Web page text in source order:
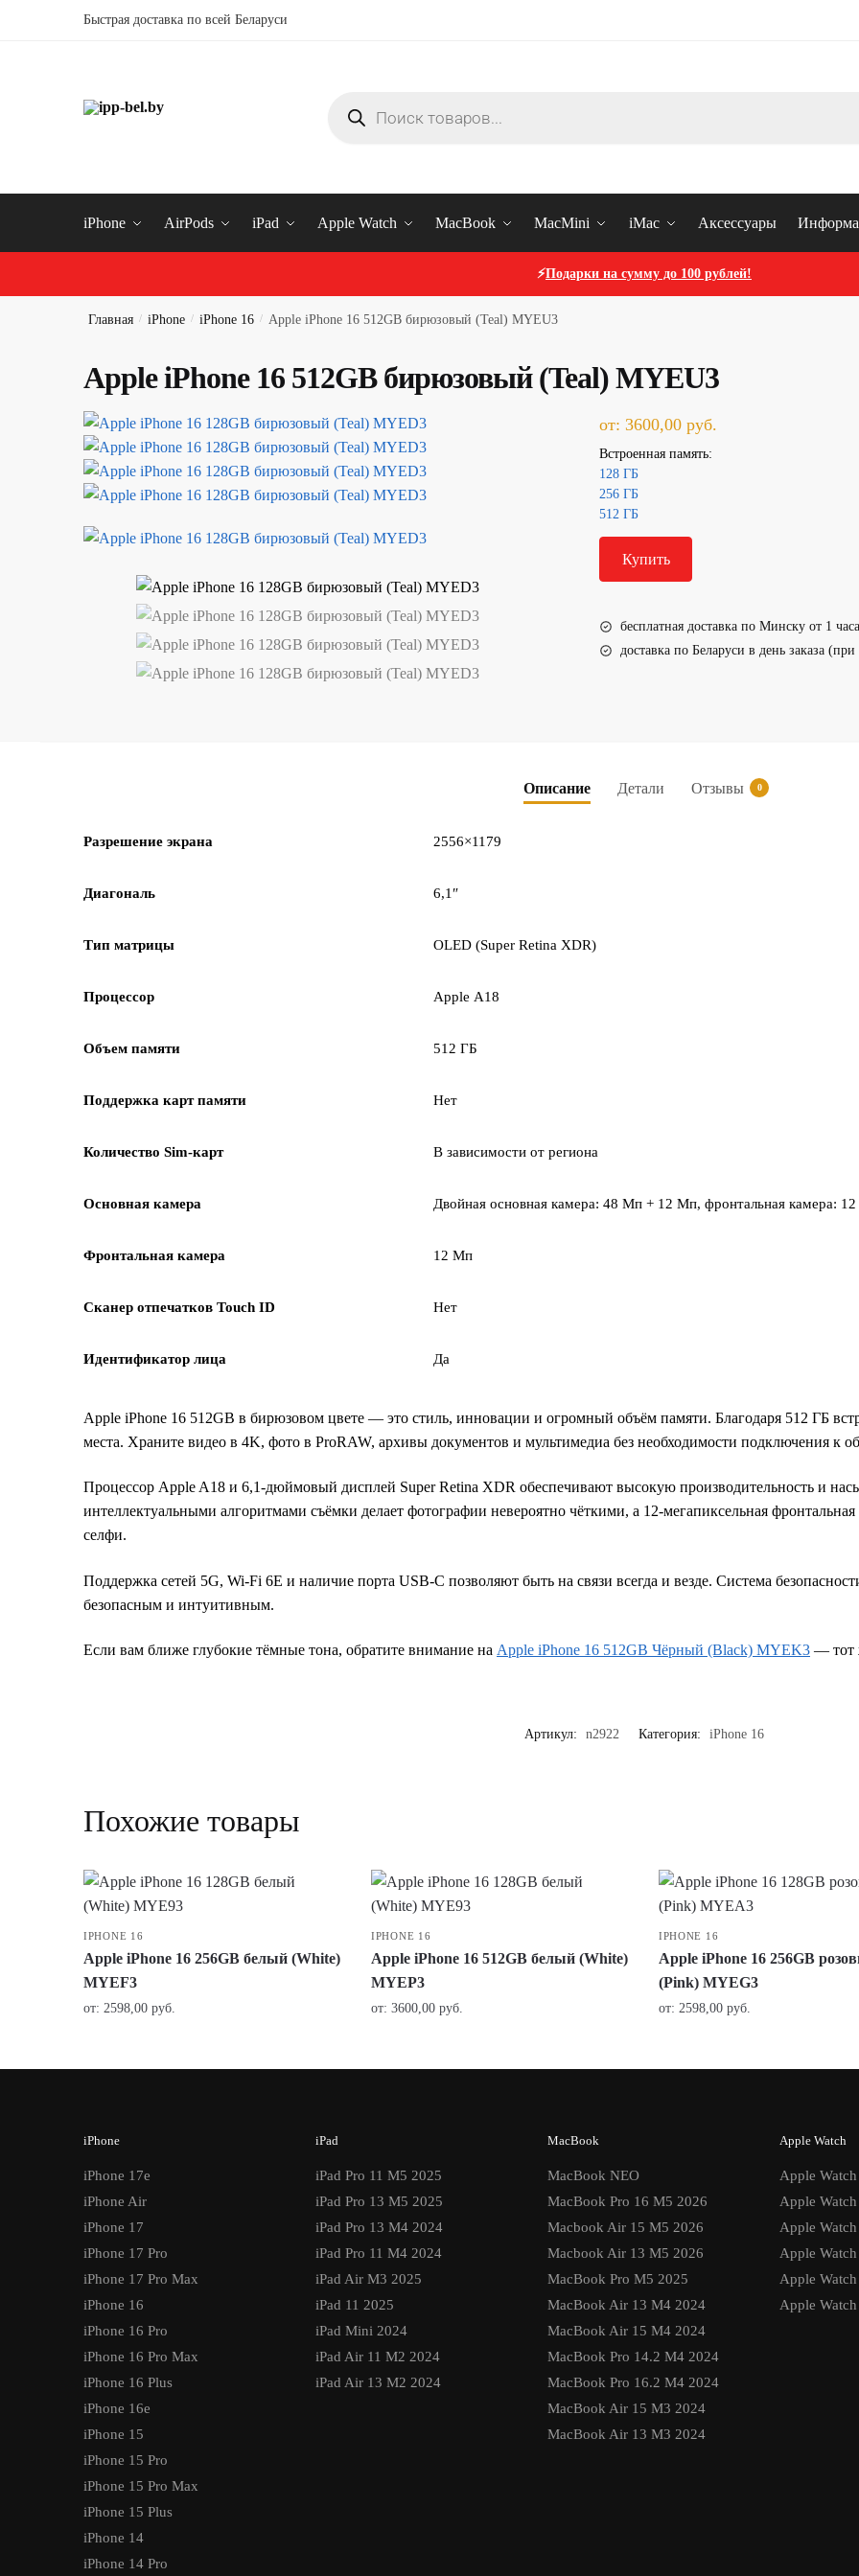
Быстрая доставка по всей Беларуси
iPhone AirPods iPad Apple Watch MacBook MacMini iMac Аксессуары
⚡Подарки на сумму до 100 рублей!
Главная / iPhone / iPhone 16 / Apple iPhone 16 512GB бирюзовый (Teal) MYEU3
Apple iPhone 16 512GB бирюзовый (Teal) MYEU3
от:3600,00руб.
Встроенная память:
128 ГБ
256 ГБ
512 ГБ
Купить
бесплатная доставка по Минску от 1
доставка по Беларуси в день заказа
Описание Детали Отзывы 0
Разрешение экрана 2556×1179
Диагональ 6,1″
Тип матрицы OLED (Super Retina XDR)
Процессор Apple А18
Объем памяти 512 ГБ
Поддержка карт памяти Нет
Количество Sim-карт В зависимости от региона
Основная камера Двойная основная камера: 48 Мп + 12 Мп, фронтальная камера:
Фронтальная камера 12 Мп
Сканер отпечатков Touch ID Нет
Идентификатор лица Да
Apple iPhone 16 512GB в бирюзовом цвете — это стиль, инновации и огромный объём памяти. Благодаря 512 ГБ
места. Храните видео в 4K, фото в ProRAW, архивы документов и мультимедиа без необходимости подключения к
Процессор Apple A18 и 6,1-дюймовый дисплей Super Retina XDR обеспечивают высокую производительность и
интеллектуальными алгоритмами съёмки делает фотографии невероятно чёткими, а 12-мегапиксельная
селфи.
Поддержка сетей 5G, Wi-Fi 6E и наличие порта USB-C позволяют быть на связи всегда и везде. Система
безопасным и интуитивным.
Если вам ближе глубокие тёмные тона, обратите внимание наApple iPhone 16 512GB Чёрный (Black) MYEK3 — тот
Артикул: n2922 Категория: iPhone 16
Похожие товары
IPHONE 16
Apple iPhone 16 256GB белый (White)
MYEF3
от: 2598,00руб.
IPHONE 16
Apple iPhone 16 512GB белый (White)
MYEP3
от: 3600,00 руб.
IPHONE 16
Apple iPhone 16 256GB
(Pink) MYEG3
от: 2598,00 руб.
iPhone
iPhone 17e
iPhone Air
iPhone 17
iPhone 17 Pro
iPhone 17 Pro Max
iPhone 16
iPhone 16 Pro
iPhone 16 Pro Max
iPhone 16 Plus
iPhone 16e
iPhone 15
iPhone 15 Pro
iPhone 15 Pro Max
iPhone 15 Plus
iPhone 14
iPhone 14 Pro
iPad
iPad Pro 11 M5 2025
iPad Pro 13 M5 2025
iPad Pro 13 M4 2024
iPad Pro 11 M4 2024
iPad Air M3 2025
iPad 11 2025
iPad Mini 2024
iPad Air 11 M2 2024
iPad Air 13 M2 2024
MacBook
MacBook NEO
MacBook Pro 16 M5 2026
Macbook Air 15 M5 2026
Macbook Air 13 M5 2026
MacBook Pro M5 2025
MacBook Air 13 M4 2024
MacBook Air 15 M4 2024
MacBook Pro 14.2 M4 2024
MacBook Pro 16.2 M4 2024
MacBook Air 15 M3 2024
MacBook Air 13 M3 2024
Apple Watch
Apple
Apple Watch
Apple Watch
Apple
Apple
Apple